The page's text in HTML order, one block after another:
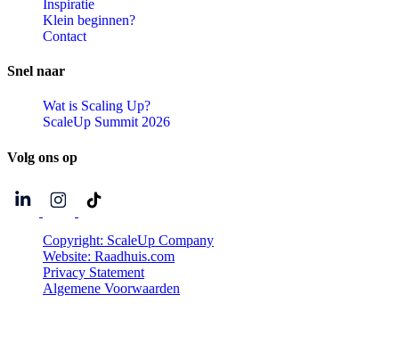
Inspiratie
Klein beginnen?
Contact
Snel naar
Wat is Scaling Up?
ScaleUp Summit 2026
Volg ons op
Copyright: ScaleUp Company
Website: Raadhuis.com
Privacy Statement
Algemene Voorwaarden